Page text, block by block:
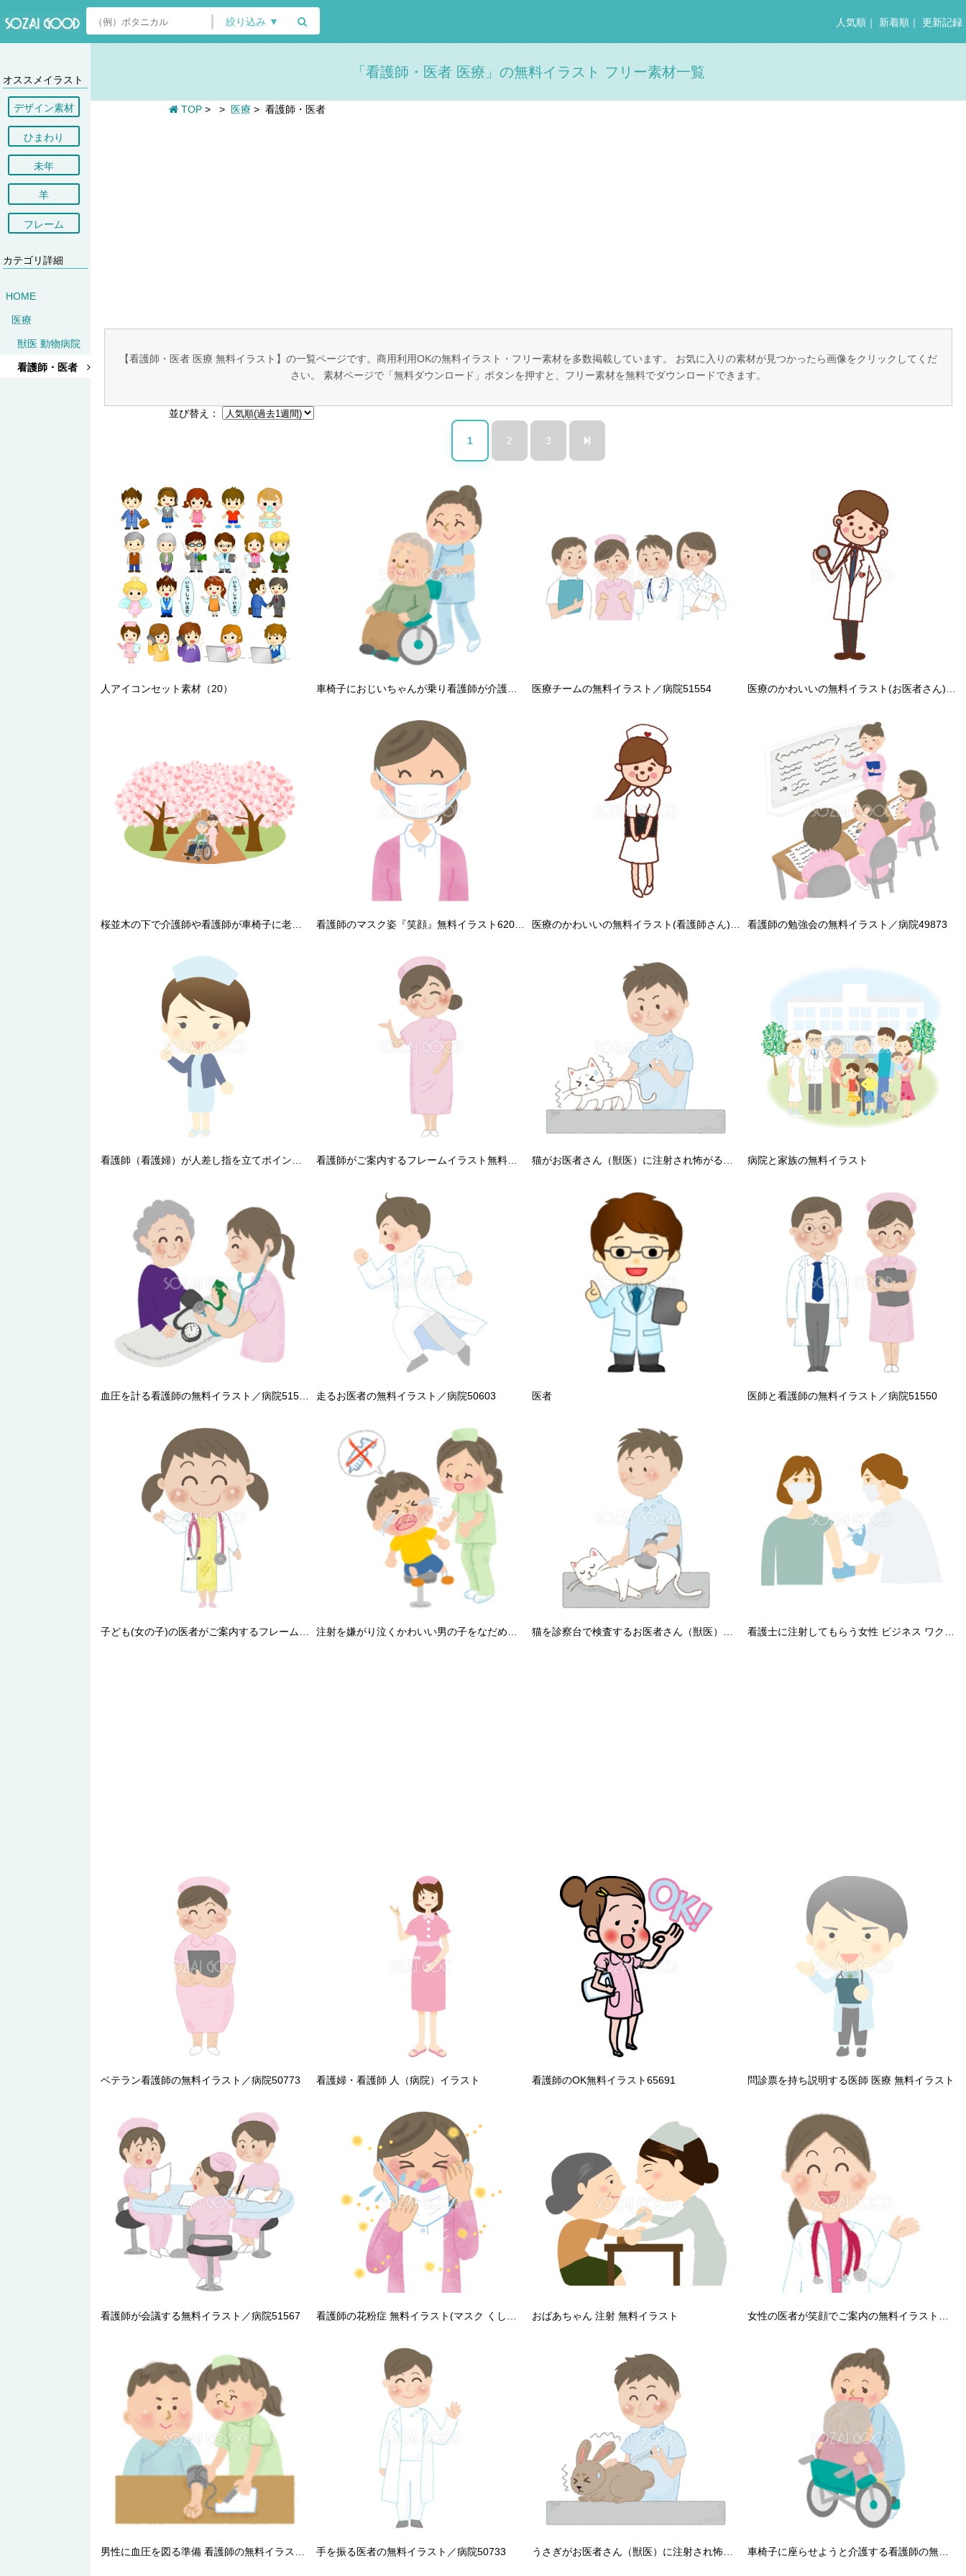
絞り込み ▼ 人気順 ｜ 新着順 ｜ 更新記録
オススメイラスト
デザイン素材
ひまわり
未年
羊
フレーム
カテゴリ詳細
HOME
医療
獣医 動物病院
看護師・医者
「看護師・医者 医療」の無料イラスト フリー素材一覧
TOP > > 医療 > 看護師・医者
【看護師・医者 医療 無料イラスト】の一覧ページです。商用利用OKの無料イラスト・フリー素材を多数掲載しています。 お気に入りの素材が見つかったら画像をクリックしてくだ
さい。 素材ページで「無料ダウンロード」ボタンを押すと、フリー素材を無料でダウンロードできます。
並び替え：
1 2 3
人アイコンセット素材（20） 医療チームの無料イラスト／病院51554
看護師の勉強会の無料イラスト／病院49873
病院と家族の無料イラスト
走るお医者の無料イラスト／病院50603 医者 医師と看護師の無料イラスト／病院51550
ベテラン看護師の無料イラスト／病院50773 看護婦・看護師 人（病院）イラスト 看護師のOK無料イラスト65691 問診票を持ち説明する医師 医療 無料イラスト
看護師が会議する無料イラスト／病院51567 おばあちゃん 注射 無料イラスト
手を振る医者の無料イラスト／病院50733